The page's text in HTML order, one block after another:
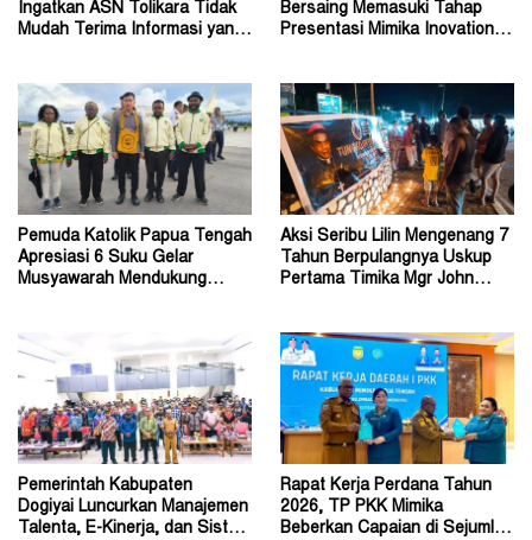
Ingatkan ASN Tolikara Tidak
Mudah Terima Informasi yang
Bersaing Memasuki Tahap
Presentasi Mimika Inovation
Pemuda Katolik Papua Tengah
Apresiasi 6 Suku Gelar
Musyawarah Mendukung
Aksi Seribu Lilin Mengenang 7
Tahun Berpulangnya Uskup
Pertama Timika Mgr John
Pemerintah Kabupaten
Dogiyai Luncurkan Manajemen
Talenta, E-Kinerja, dan Sistem
Rapat Kerja Perdana Tahun
2026, TP PKK Mimika
Beberkan Capaian di Sejumlah